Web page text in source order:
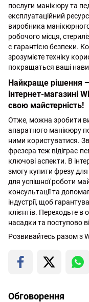
послуги манікюру та
експлуатаційний
виробника
робочого місця,
є гарантією безпеки.
зрозумієте техніку
покращаться ваші
Найкраще рішення
інтернет-магазині
свою майстерність!
Отже, можна зробити
апаратного манікюру
ними користуватися.
фрезера теж відіграє
ключові аспекти. В
змогу купити фрезу для
для успішної роботи
консультації та
індустрії, щоб
клієнтів. Переходьте в
насадки та поступово
Розвивайтесь разом з
Обговорення